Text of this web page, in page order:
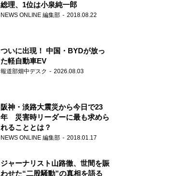
総理、1位は小泉純一郎
NEWS ONLINE 編集部 2018.08.22
ついに出現！ 中国・BYDが放っ
た軽自動車EV
報道部畑中デスク 2026.08.03
阪神・淡路大震災から今日で23
年 災害時リーダーに最も求めら
れることとは？
NEWS ONLINE 編集部 2018.01.17
ジャーナリスト山路徹、世間を賑
わせた“二股騒動”の真相を語る